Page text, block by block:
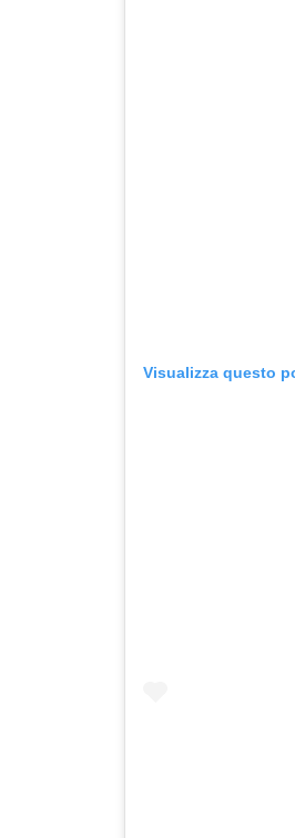
Visualizza questo